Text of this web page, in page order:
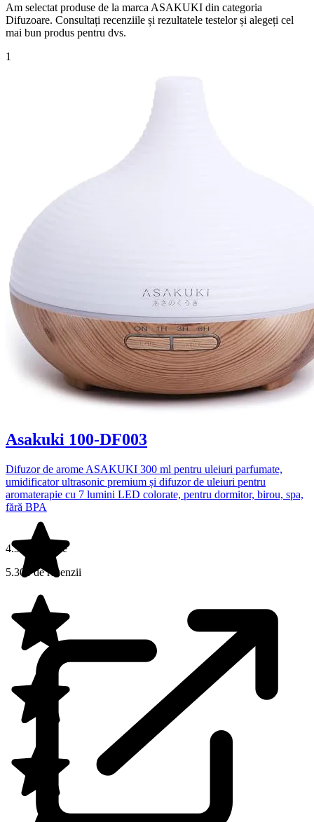
Am selectat produse de la marca ASAKUKI din categoria
Difuzoare. Consultați recenziile și rezultatele testelor și alegeți cel
mai bun produs pentru dvs.
1
Asakuki 100-DF003
Difuzor de arome ASAKUKI 300 ml pentru uleiuri parfumate,
umidificator ultrasonic premium și difuzor de uleiuri pentru
aromaterapie cu 7 lumini LED colorate, pentru dormitor, birou, spa,
fără BPA
4.3 din 5 stele
5.301 de recenzii